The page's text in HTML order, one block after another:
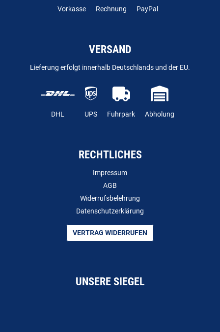
Vorkasse Rechnung PayPal
VERSAND
Lieferung erfolgt innerhalb Deutschlands und der EU.
DHL UPS Fuhrpark Abholung
RECHTLICHES
Impressum
AGB
Widerrufsbelehrung
Datenschutzerklärung
VERTRAG WIDERRUFEN
UNSERE SIEGEL